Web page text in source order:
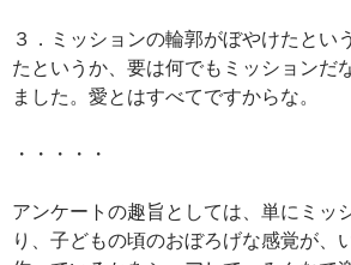
３．ミッションの輪郭がぼやけたとい
たというか、要は何でもミッションだ
ました。愛とはすべてですからな。
・・・・・
アンケートの趣旨としては、単にミッ
り、子どもの頃のおぼろげな感覚が、